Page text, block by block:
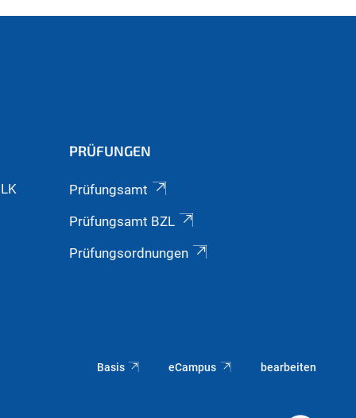
PRÜFUNGEN
Prüfungsamt
Prüfungsamt BZL
Prüfungsordnungen
Basis eCampus bearbeiten